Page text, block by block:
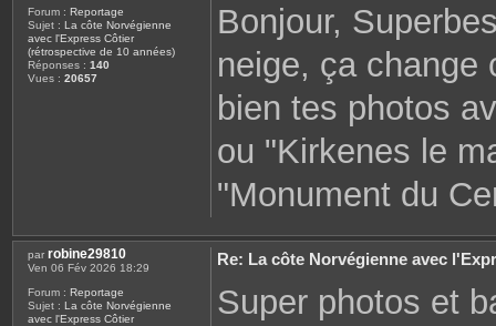
Forum : Reportage
Sujet : La côte Norvégienne
avec l'Express Côtier
(rétrospective de 10 années)
Réponses : 140
Vues : 20657
Bonjour,
neige, ça change
bien tes photos
ou "Kirkenes le
"Monument du
par robine29810
Ven 06 Fév 2026 18:29
Forum : Reportage
Sujet : La côte Norvégienne
avec l'Express Côtier
Re: La côte Norvégienne avec
Super photos et